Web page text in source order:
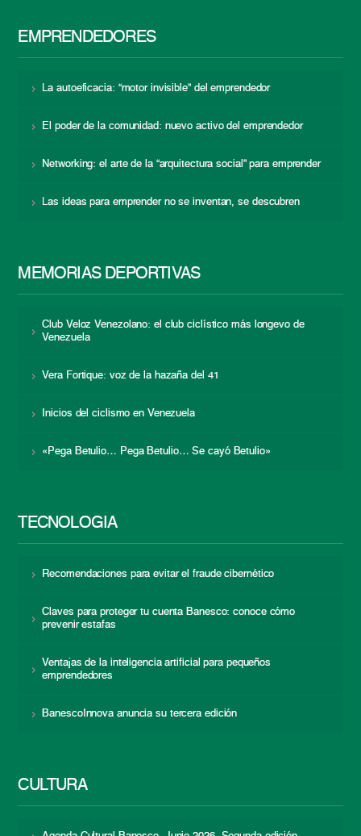
EMPRENDEDORES
La autoeficacia: “motor invisible” del emprendedor
El poder de la comunidad: nuevo activo del emprendedor
Networking: el arte de la “arquitectura social” para emprender
Las ideas para emprender no se inventan, se descubren
MEMORIAS DEPORTIVAS
Club Veloz Venezolano: el club ciclístico más longevo de
Venezuela
Vera Fortique: voz de la hazaña del 41
Inicios del ciclismo en Venezuela
«Pega Betulio… Pega Betulio… Se cayó Betulio»
TECNOLOGÍA
Recomendaciones para evitar el fraude cibernético
Claves para proteger tu cuenta Banesco: conoce cómo
prevenir estafas
Ventajas de la inteligencia artificial para pequeños
emprendedores
BanescoInnova anuncia su tercera edición
CULTURA